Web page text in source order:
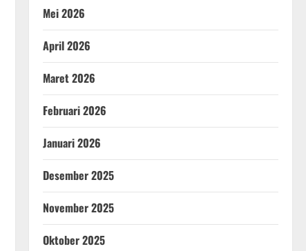
Mei 2026
April 2026
Maret 2026
Februari 2026
Januari 2026
Desember 2025
November 2025
Oktober 2025